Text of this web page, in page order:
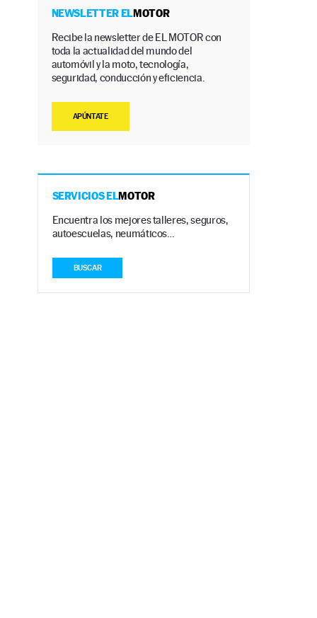
NEWSLETTER ELMOTOR
Recibe la newsletter de EL MOTOR con
toda la actualidad del mundo del
automóvil y la moto, tecnología,
seguridad, conducción y eficiencia.
APÚNTATE
SERVICIOS ELMOTOR
Encuentra los mejores talleres, seguros,
autoescuelas, neumáticos…
BUSCAR